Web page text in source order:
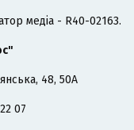
медіа - R40-02163.
48, 50А
07